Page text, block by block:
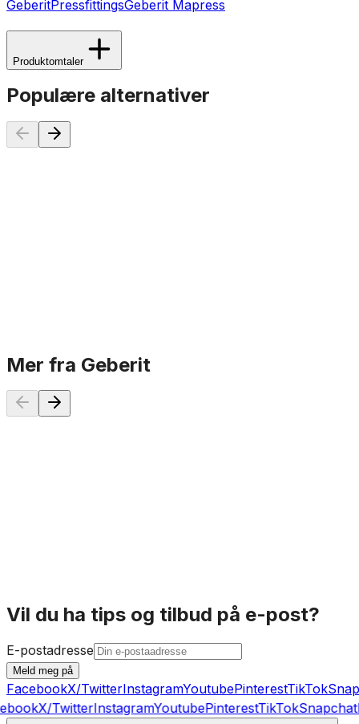
GeberitPressfittingsGeberit Mapress
Produktomtaler
Populære alternativer
Mer fra Geberit
Vil du ha tips og tilbud på e-post?
E-postadresse
Meld meg på
FacebookX/TwitterInstagramYoutubePinterestTikTok
X/TwitterInstagramYoutubePinterestTikTokSnapchat